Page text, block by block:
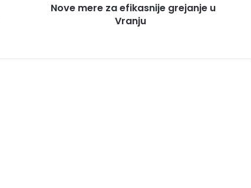
Nove mere za efikasnije grejanje u
Vranju